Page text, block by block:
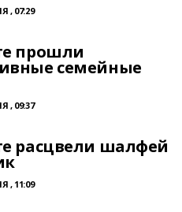
, 07:29
прошли
семейные
, 09:37
расцвели шалфей
, 11:09